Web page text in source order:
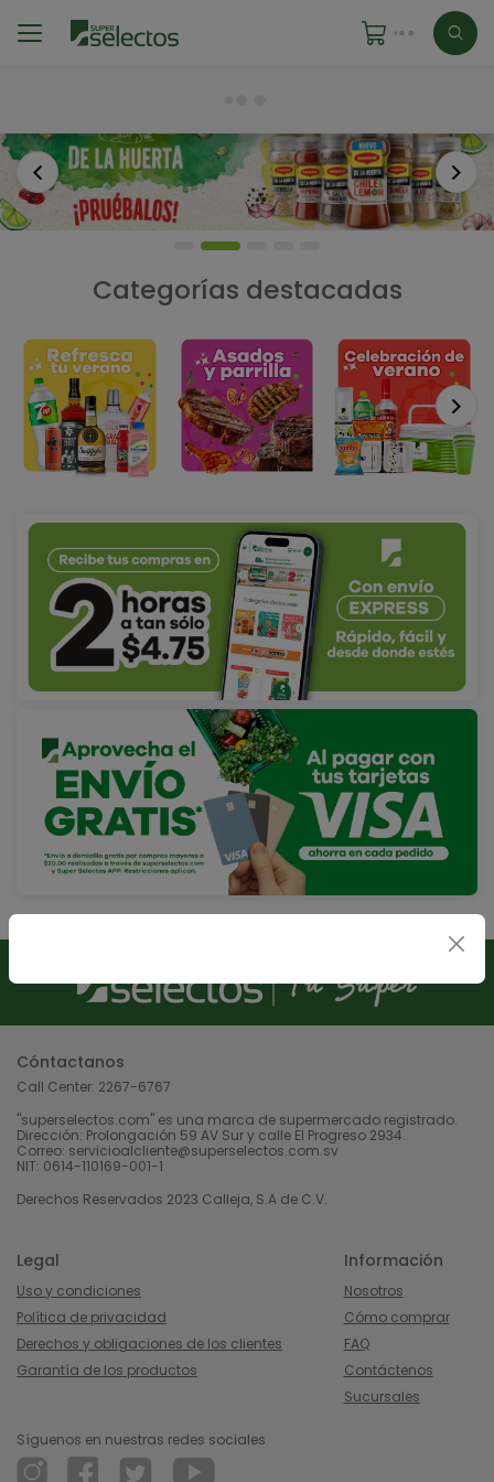
Anterior
Categorías destacadas
Cóntactanos
Call Center: 2267-6767
"superselectos.com" es una marca de supermercado registrado.
Dirección: Prolongación 59 AV Sur y calle El Progreso 2934.
Correo: servicioalcliente@superselectos.com.sv
NIT: 0614-110169-001-1
Derechos Reservados 2023 Calleja, S.A de C.V.
Legal
Uso y condiciones
Política de privacidad
Derechos y obligaciones de los clientes
Garantía de los productos
Información
Nosotros
Cómo comprar
FAQ
Contáctenos
Sucursales
Síguenos en nuestras redes sociales